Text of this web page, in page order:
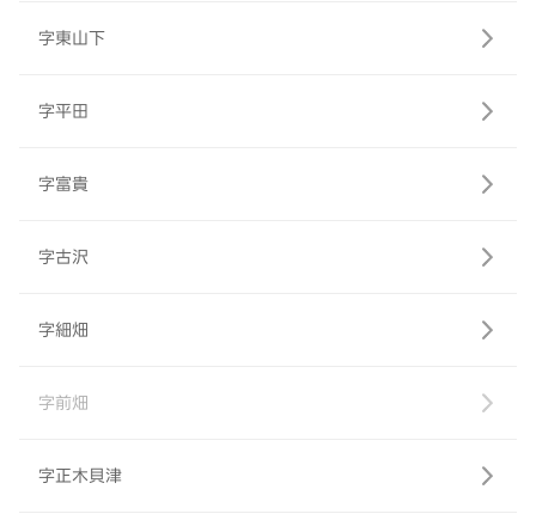
字東山下
字平田
字富貴
字古沢
字細畑
字前畑
字正木貝津